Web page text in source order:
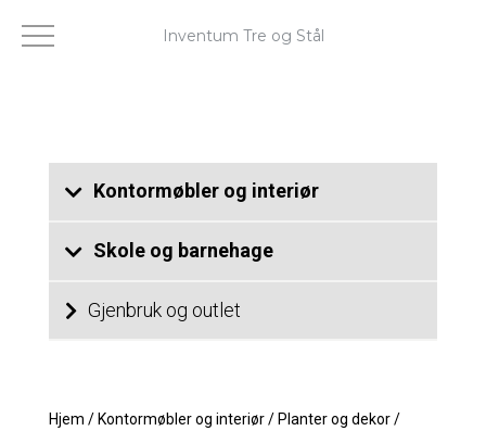
Kontormøbler og interiør
Skole og barnehage
Gjenbruk og outlet
Hjem / Kontormøbler og interiør / Planter og dekor /
Inventum Tre og Stål